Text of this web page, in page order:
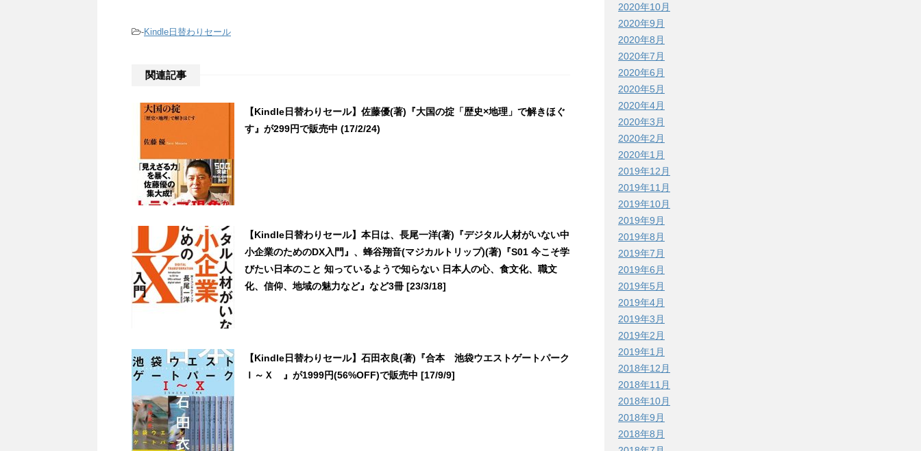
-Kindle日替わりセール
関連記事
【Kindle日替わりセール】佐藤優(著)『大国の掟「歴史×地理」で解きほぐ
す』が299円で販売中 (17/2/24)
【Kindle日替わりセール】本日は、長尾一洋(著)『デジタル人材がいない中
小企業のためのDX入門』、蜂谷翔音(マジカルトリップ)(著)『S01 今こそ学
びたい日本のこと 知っているようで知らない 日本人の心、食文化、職文
化、信仰、地域の魅力など』など3冊 [23/3/18]
【Kindle日替わりセール】石田衣良(著)『合本 池袋ウエストゲートパーク
Ｉ～Ｘ 』が1999円(56%OFF)で販売中 [17/9/9]
2020年10月
2020年9月
2020年8月
2020年7月
2020年6月
2020年5月
2020年4月
2020年3月
2020年2月
2020年1月
2019年12月
2019年11月
2019年10月
2019年9月
2019年8月
2019年7月
2019年6月
2019年5月
2019年4月
2019年3月
2019年2月
2019年1月
2018年12月
2018年11月
2018年10月
2018年9月
2018年8月